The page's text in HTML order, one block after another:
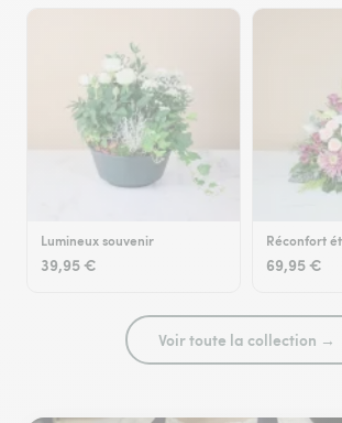
Lumineux souvenir
39,95 €
Réconfort
69,95 €
Voir toute la collection →